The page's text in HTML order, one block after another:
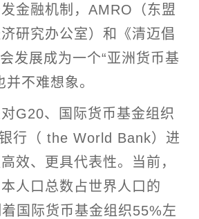
金融机制，AMRO（东盟
研究办公室）和《清迈倡
发展成为一个“亚洲货币基
不难想象。
G20、国际货币基金组织
行（ the World Bank）进
效、更具代表性。当前，
人口总数占世界人口的
国际货币基金组织55%左